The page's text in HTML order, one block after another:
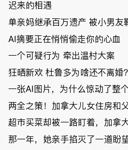
账户遭封！
迟来的相遇
单亲妈继承百万遗产 被小男友
AI摘要正在悄悄偷走你的心血
一个可疑行为 牵出温村大案
狂晒新欢 杜鲁多为啥还不离婚？
一张AI图片，为什么惊动了整
两全之策！加拿大儿女住房和
超市买菜却被一路盯着，加拿
那一年，她亲手掐灭了一道盼